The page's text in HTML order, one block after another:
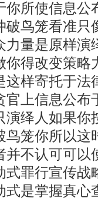
你所使信息公
破鸟笼看准只
力量是原样演
你得改变策略
这样寄托于
官上信息公
演绎人如果你
鸟笼你所以这
并不认可可以
式罪行宣传战
式是掌握真心